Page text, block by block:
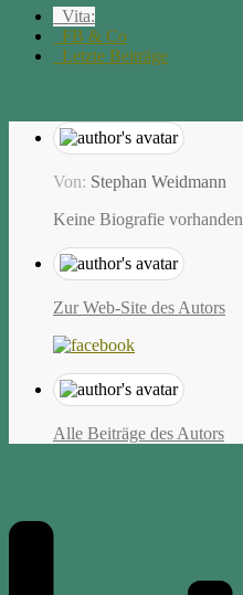
Vita:
FB & Co
Letzte Beiträge
Von: Stephan Weidmann
Keine Biografie vorhanden
Zur Web-Site des Autors
Alle Beiträge des Autors